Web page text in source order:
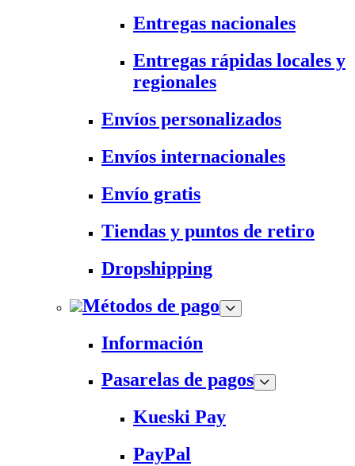
Entregas nacionales
Entregas rápidas locales y
regionales
Envíos personalizados
Envíos internacionales
Envío gratis
Tiendas y puntos de retiro
Dropshipping
Métodos de pago
Información
Pasarelas de pagos
Kueski Pay
PayPal